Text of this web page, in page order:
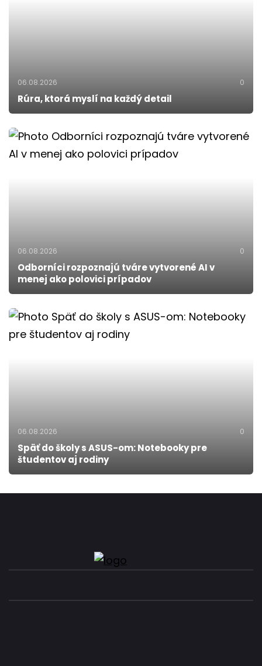
06.08.2026 0
Rúra, ktorá myslí na každý detail
06.08.2026 0
Odborníci rozpoznajú tváre vytvorené AI v
menej ako polovici prípadov
06.08.2026 0
Späť do školy s ASUS-om: Notebooky pre
študentov aj rodiny